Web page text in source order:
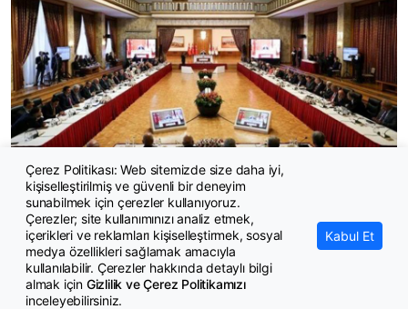
900 PKK’lı kapsam dışı
Çerez Politikası: Web sitemizde size daha iyi,
kişiselleştirilmiş ve güvenli bir deneyim
sunabilmek için çerezler kullanıyoruz.
Çerezler; site kullanımınızı analiz etmek,
içerikleri ve reklamları kişiselleştirmek, sosyal
medya özellikleri sağlamak amacıyla
kullanılabilir. Çerezler hakkında detaylı bilgi
almak için Gizlilik ve Çerez Politikamızı
inceleyebilirsiniz.
Kabul Et